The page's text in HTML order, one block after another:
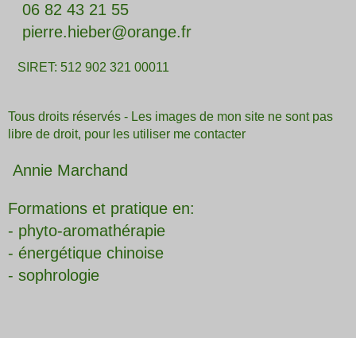
06 82 43 21 55
pierre.hieber@orange.fr
SIRET: 512 902 321 00011
Tous droits réservés - Les images de mon site ne sont pas
libre de droit, pour les utiliser me contacter
Annie Marchand
Formations et pratique en:
- phyto-aromathérapie
- énergétique chinoise
- sophrologie